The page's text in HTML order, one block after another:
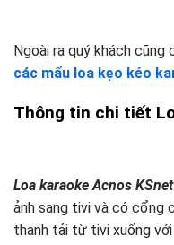
Ngoài ra quý khách
các mẩu loa kẹo kéo
Thông tin chi tiết
Loa karaoke Acnos KSne
ảnh sang tivi và có cổng
thanh tải từ tivi xuống